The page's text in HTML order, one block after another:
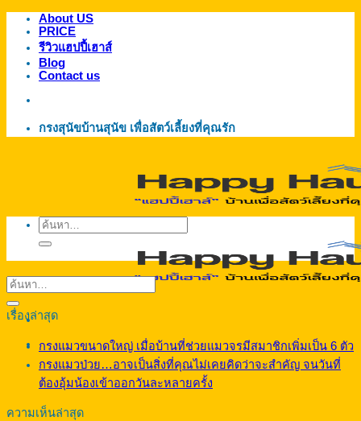
ข้าม
เนื้อหา
About US
PRICE
รีวิวแฮปปี้เฮาส์
Blog
Contact us
กรงสุนัขบ้านสุนัข เพื่อสัตว์เลี้ยงที่คุณรัก
ค้นหา:
เรื่องล่าสุด
กรงแมวขนาดใหญ่ เมื่อบ้านที่ช่วยแมวจรมีสมาชิกเพิ่มเป็น 6 ตัว
กรงแมวป่วย…อาจเป็นสิ่งที่คุณไม่เคยคิดว่าจะสำคัญ จนวันที่
ต้องอุ้มน้องเข้าออกวันละหลายครั้ง
ความเห็นล่าสุด